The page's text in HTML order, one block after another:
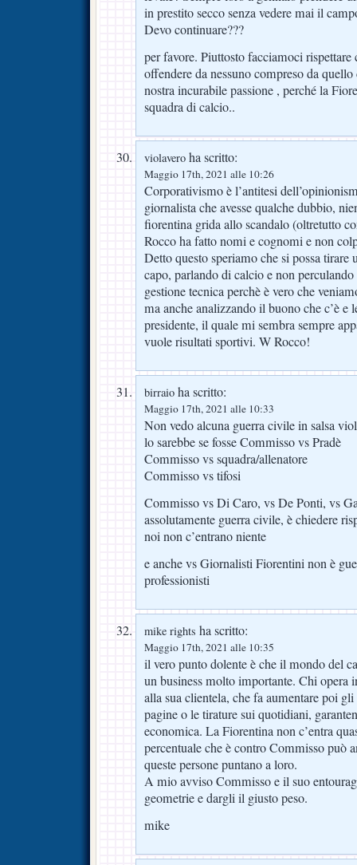
in prestito secco senza vedere mai il
Devo continuare???
per favore. Piuttosto facciamoci
offendere da nessuno compreso da
nostra incurabile passione , perché la
squadra di calcio..
violavero ha scritto:
Maggio 17th, 2021 alle 10:26
Corporativismo è l’antitesi
giornalista che avesse qualche dubbio,
fiorentina grida allo scandalo (oltretutto
Rocco ha fatto nomi e cognomi e non
Detto questo speriamo che si possa tirare
capo, parlando di calcio e non
gestione tecnica perchè è vero che
ma anche analizzando il buono che c’è e
presidente, il quale mi sembra sempre
vuole risultati sportivi. W Rocco!
birraio ha scritto:
Maggio 17th, 2021 alle 10:33
Non vedo alcuna guerra civile in salsa
lo sarebbe se fosse Commisso vs Pradè
Commisso vs squadra/allenatore
Commisso vs tifosi
Commisso vs Di Caro, vs De Ponti, vs
assolutamente guerra civile, è chiedere
noi non c’entrano niente
e anche vs Giornalisti Fiorentini non è
professionisti
mike rights ha scritto:
Maggio 17th, 2021 alle 10:35
il vero punto dolente è che il mondo del
un business molto importante. Chi opera
alla sua clientela, che fa aumentare poi
pagine o le tirature sui quotidiani,
economica. La Fiorentina non c’entra
percentuale che è contro Commisso può
queste persone puntano a loro.
A mio avviso Commisso e il suo
geometrie e dargli il giusto peso.
mike